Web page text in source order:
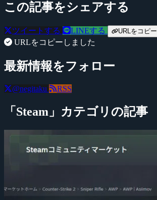
この記事をシェアする
ツイートする LINEする URLをコピー
URLをコピーしました
最新情報をフォロー
@negitaku RSS
「Steam」カテゴリの記事